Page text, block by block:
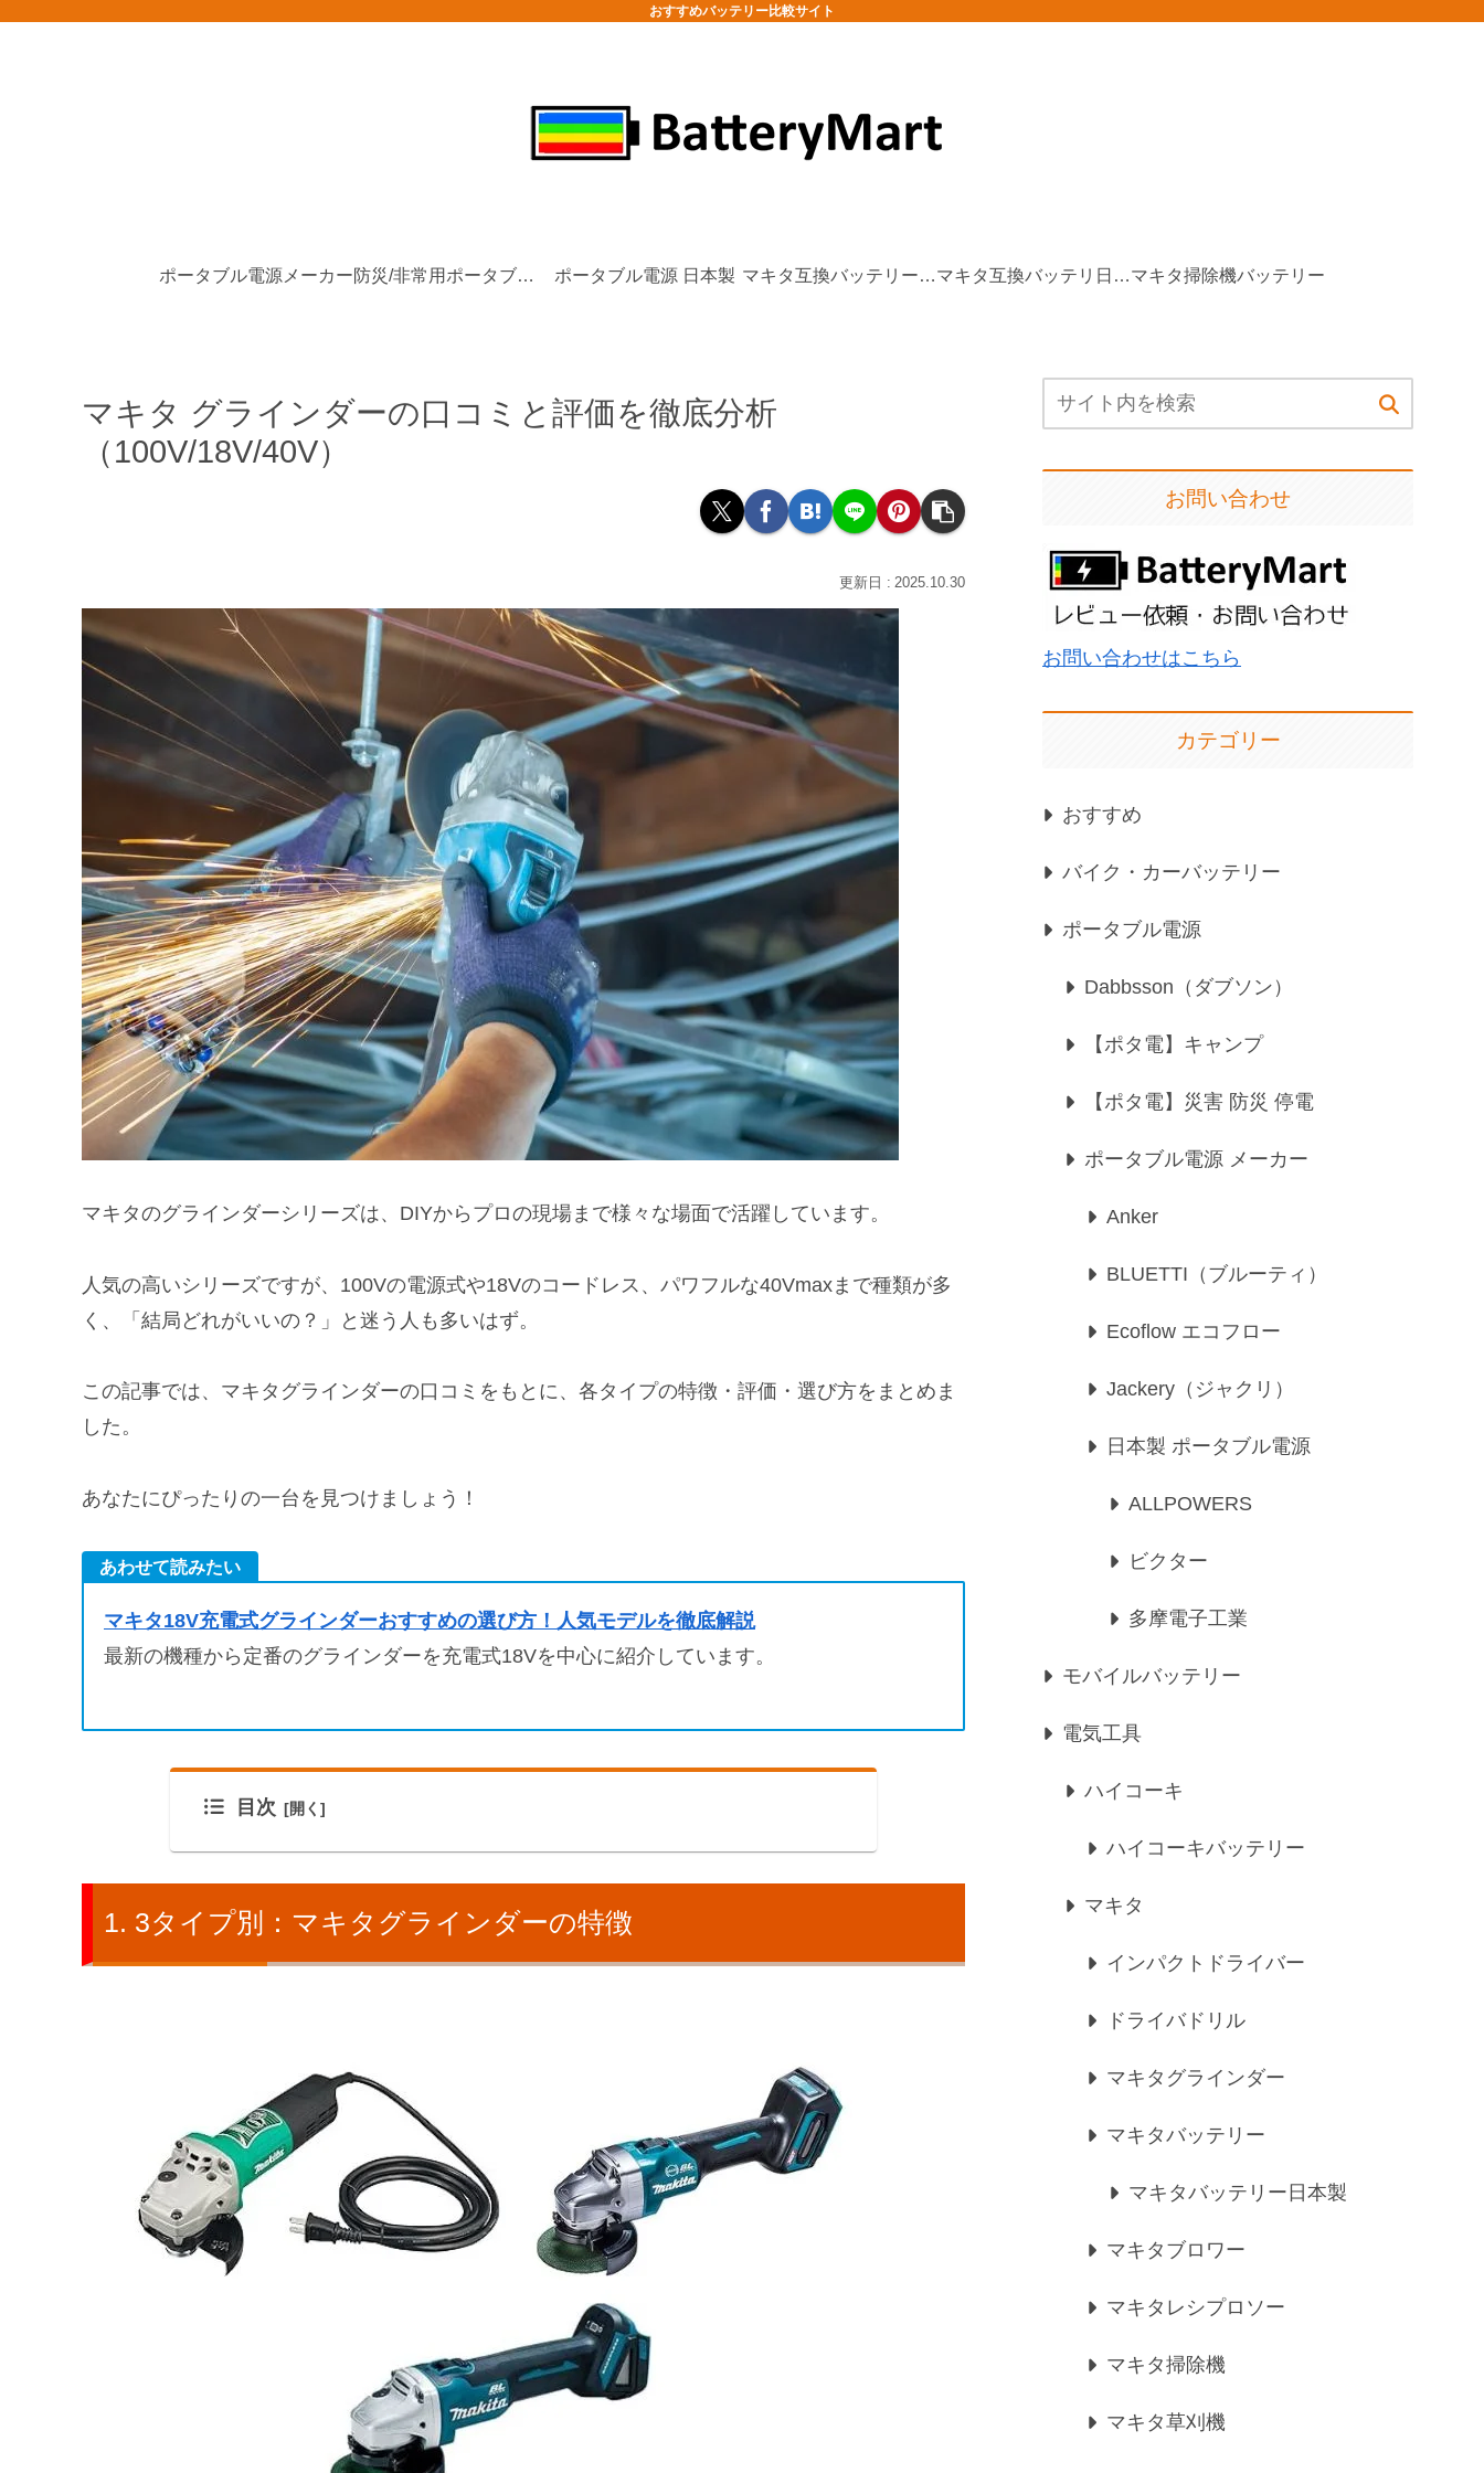
おすすめバッテリー比較サイト
ポータブル電源メーカー 防災/非常用ポータブル電源 ポータブル電源 日本製 マキタ互換バッテリーおすすめ マキタ互換バッテリ日本製マキタ掃除機バッテリー
マキタ グラインダーの口コミと評価を徹底分析
（100V/18V/40V）
2025.10.30
マキタのグラインダーシリーズは、DIYからプロの現場まで様々な場面で活躍しています。
人気の高いシリーズですが、100Vの電源式や18Vのコードレス、パワフルな40Vmaxまで種類が多
く、
「結局どれがいいの？」 と迷う人も多いはず。
この記事では、マキタグラインダーの口コミをもとに、各タイプの特徴・評価・選び方をまとめま
した。
あなたにぴったりの一台を見つけましょう！
あわせて読みたい
マキタ18V充電式グラインダーおすすめの選び方！人気モデルを徹底解説
最新の機種から定番のグラインダーを充電式18Vを中心に紹介しています。
目次
3タイプ別：マキタグラインダーの特徴
お問い合わせ
お問い合わせはこちら
カテゴリー
おすすめ
バイク・カーバッテリー
ポータブル電源
Dabbsson（ダブソン）
【ポタ電】キャンプ
【ポタ電】災害 防災 停電
ポータブル電源 メーカー
Anker
BLUETTI（ブルーティ）
Ecoflow エコフロー
Jackery（ジャクリ）
日本製 ポータブル電源
ALLPOWERS
ビクター
多摩電子工業
モバイルバッテリー
電気工具
ハイコーキ
ハイコーキバッテリー
マキタ
インパクトドライバー
ドライバドリル
マキタグラインダー
マキタバッテリー
マキタバッテリー日本製
マキタブロワー
マキタレシプロソー
マキタ掃除機
マキタ草刈機